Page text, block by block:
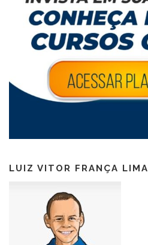
LUIZ VITOR FRANÇA LIMA